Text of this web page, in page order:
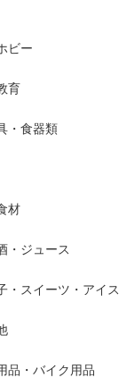
ビー
育
・食器類
材
・ジュース
・スイーツ・アイス
品・バイク用品